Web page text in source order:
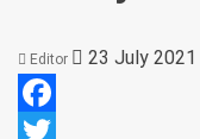
Editor 23 July 2021
Facebook